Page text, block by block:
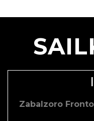
Zabalzoro